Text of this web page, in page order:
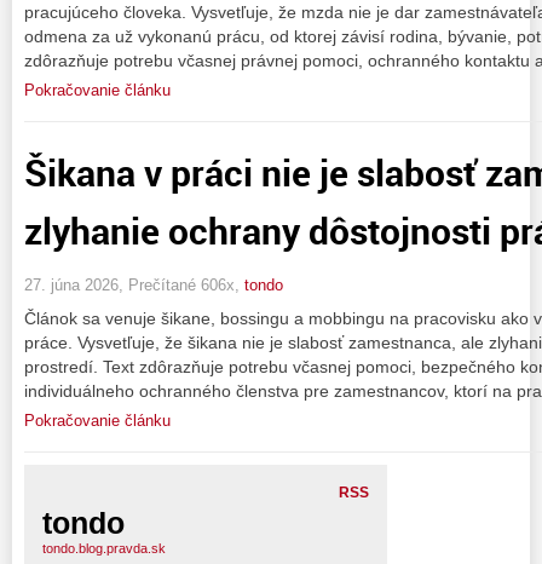
pracujúceho človeka. Vysvetľuje, že mzda nie je dar
odmena za už vykonanú prácu, od ktorej závisí rodina, bývanie,
zdôrazňuje potrebu včasnej právnej pomoci, ochranného kontaktu
Pokračovanie článku
Šikana v práci nie je slabosť
zlyhanie ochrany dôstojnosti
27. júna 2026, Prečítané 606x, tondo
Článok sa venuje šikane, bossingu a mobbingu na pracovisku ako
práce. Vysvetľuje, že šikana nie je slabosť zamestnanca, ale
prostredí. Text zdôrazňuje potrebu včasnej pomoci, bezpečného
individuálneho ochranného členstva pre zamestnancov, ktorí na
Pokračovanie článku
RSS
tondo
tondo.blog.pravda.sk